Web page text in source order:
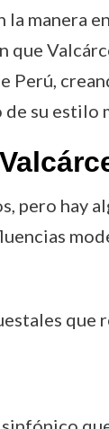
manera
que
su estilo
pero hay
que